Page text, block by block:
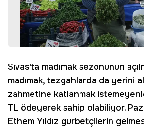
Sivas'ta madımak sezonunun
madımak, tezgahlarda da yerini
zahmetine katlanmak
TL ödeyerek sahip olabiliyor.
Ethem Yıldız gurbetçilerin